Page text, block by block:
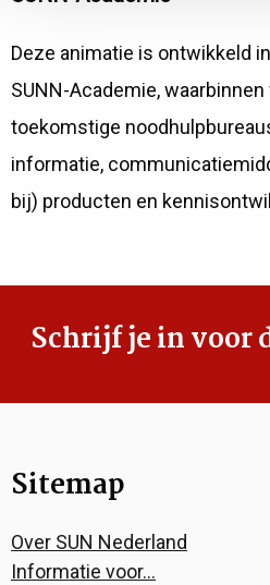
Deze animatie is ontwikkeld
SUNN-Academie,
toekomstige
informatie,
bij) producten en
Schrijf je in voor
Sitemap
Over SUN Nederland
Informatie voor…